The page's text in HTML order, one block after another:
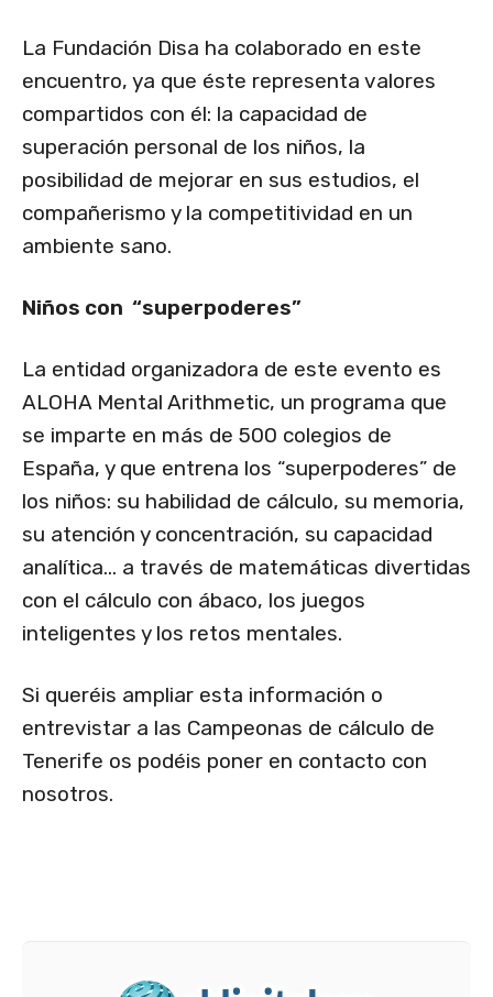
La Fundación Disa ha colaborado en este
encuentro, ya que éste representa valores
compartidos con él: la capacidad de
superación personal de los niños, la
posibilidad de mejorar en sus estudios, el
compañerismo y la competitividad en un
ambiente sano.
Niños con “superpoderes”
La entidad organizadora de este evento es
ALOHA Mental Arithmetic, un programa que
se imparte en más de 500 colegios de
España, y que entrena los “superpoderes” de
los niños: su habilidad de cálculo, su memoria,
su atención y concentración, su capacidad
analítica… a través de matemáticas divertidas
con el cálculo con ábaco, los juegos
inteligentes y los retos mentales.
Si queréis ampliar esta información o
entrevistar a las Campeonas de cálculo de
Tenerife os podéis poner en contacto con
nosotros.